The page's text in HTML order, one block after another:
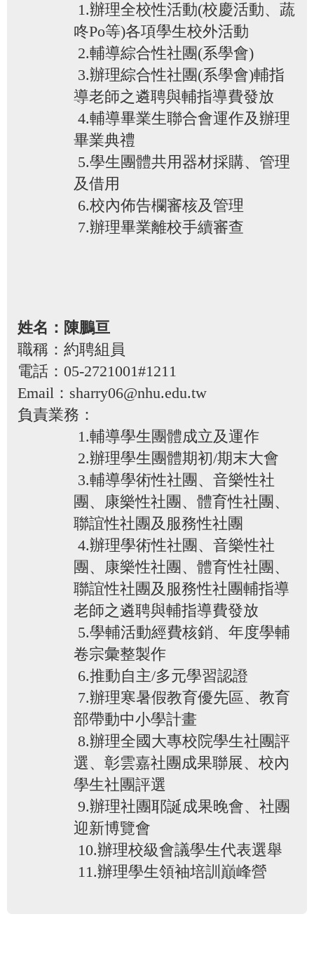
1.辦理全校性活動(校慶活動、蔬
咚Po等)各項學生校外活動
2.輔導綜合性社團(系學會)
3.辦理綜合性社團(系學會)輔指
導老師之遴聘與輔指導費發放
4.輔導畢業生聯合會運作及辦理
畢業典禮
5.學生團體共用器材採購、管理
及借用
6.校內佈告欄審核及管理
7.辦理畢業離校手續審查
姓名：陳鵬亘
職稱：約聘組員
電話：05-2721001#1211
Email：sharry06@nhu.edu.tw
負責業務：
1.輔導學生團體成立及運作
2.辦理學生團體期初/期末大會
3.輔導學術性社團、音樂性社
團、康樂性社團、 體育性社團、
聯誼性社團及服務性社團
4.辦理學術性社團、音樂性社
團、康樂性社團、 體育性社團、
聯誼性社團及服務性社團輔指導
老師之遴聘與輔指導費發放
5.學輔活動經費核銷、年度學輔
卷宗彙整製作
6.推動自主/多元學習認證
7.辦理寒暑假教育優先區、教育
部帶動中小學計畫
8.辦理全國大專校院學生社團評
選、彰雲嘉社團成果聯展、校內
學生社團評選
9.辦理社團耶誕成果晚會、社團
迎新博覽會
10.辦理校級會議學生代表選舉
11.辦理學生領袖培訓巔峰營